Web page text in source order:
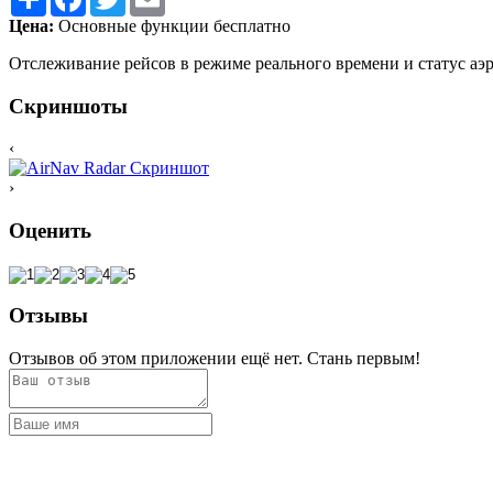
Цена: Основные функции бесплатно
Отслеживание рейсов в режиме реального времени и статус
Скриншоты
‹
›
Оценить
Отзывы
Отзывов об этом приложении ещё нет. Стань первым!